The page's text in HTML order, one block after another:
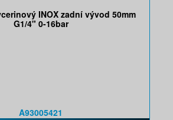
INOX zadní vývod 50mm
G1/4" 0-16bar
A93005421